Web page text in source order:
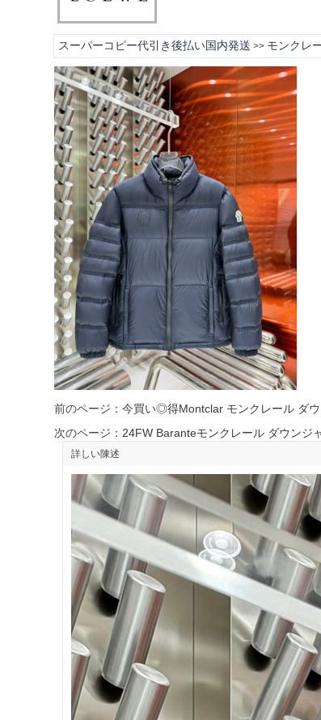
スーパーコピー代引き後払い国内発送 >> モンクレ
前のページ： 今買い◎得Montclar モンクレール ダ
次のページ： 24FW Baranteモンクレール ダウンジ
詳しい陳述